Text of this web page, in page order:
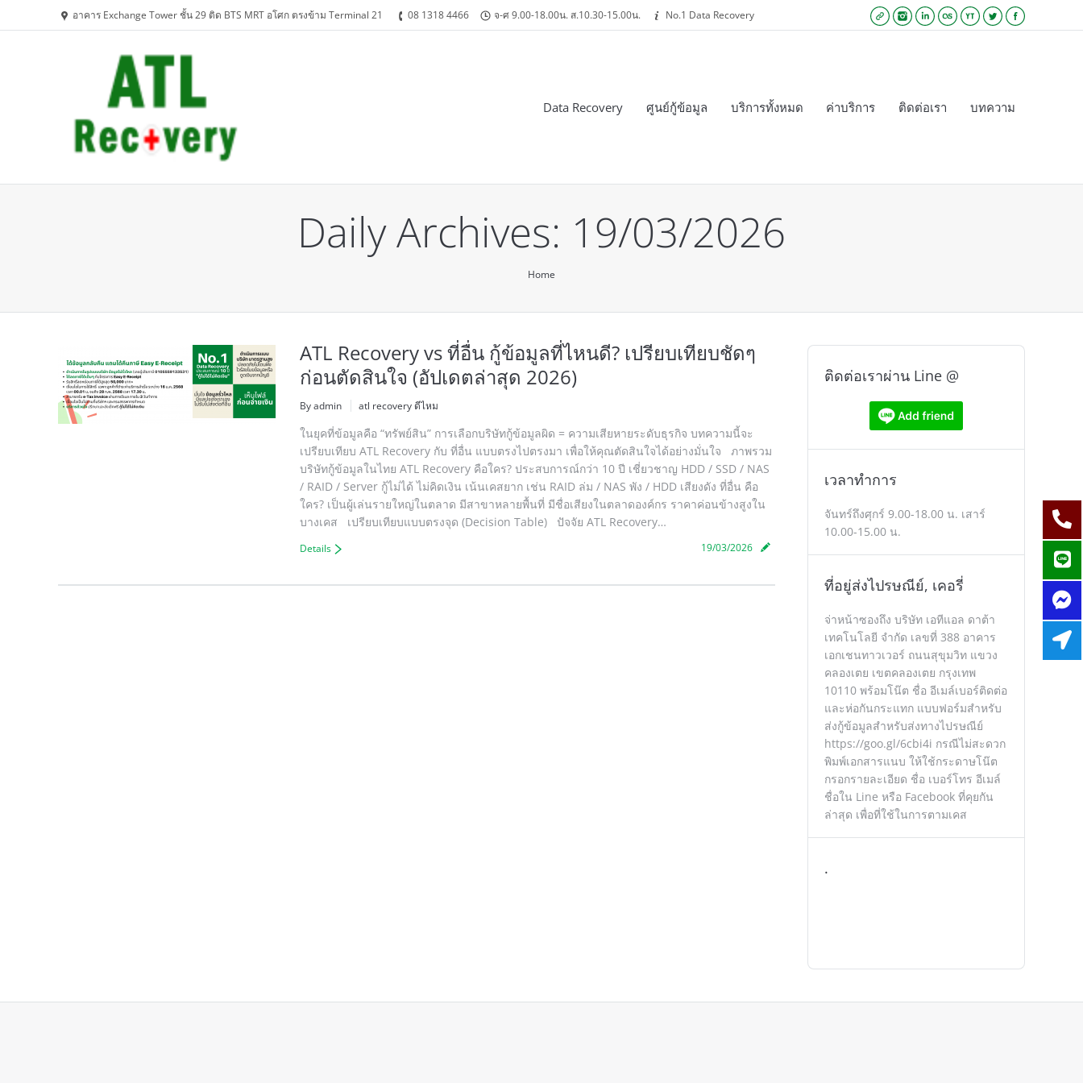
อาคาร Exchange Tower ชั้น 29 ติด BTS MRT อโศก ตรงข้าม Terminal 21 08 1318 4466 จ-ศ 9.00-18.00น. ส.10.30-15.00น. No.1 Data Recovery Twitter
YouTube
Lastfm
Linkedin
Instagram
Website
Data Recovery ศูนย์กู้ข้อมูล บริการทั้งหมด ค่าบริการ ติดต่อเรา บทความ
Daily Archives: 19/03/2026
Home
ATL Recovery vs ที่อื่น กู้ข้อมูลที่ไหนดี? เปรียบเทียบชัดๆ
ก่อนตัดสินใจ (อัปเดตล่าสุด 2026)
By admin atl recovery ดีไหม
ในยุคที่ข้อมูลคือ “ทรัพย์สิน” การเลือกบริษัทกู้ข้อมูลผิด = ความเสียหายระดับธุรกิจ บทความนี้จะ
เปรียบเทียบ ATL Recovery กับ ที่อื่น แบบตรงไปตรงมา เพื่อให้คุณตัดสินใจได้อย่างมั่นใจ ภาพรวม
บริษัทกู้ข้อมูลในไทย ATL Recovery คือใคร? ประสบการณ์กว่า 10 ปี เชี่ยวชาญ HDD / SSD / NAS
/ RAID / Server กู้ไม่ได้ ไม่คิดเงิน เน้นเคสยาก เช่น RAID ล่ม / NAS พัง / HDD เสียงดัง ที่อื่น คือ
ใคร? เป็นผู้เล่นรายใหญ่ในตลาด มีสาขาหลายพื้นที่ มีชื่อเสียงในตลาดองค์กร ราคาค่อนข้างสูงใน
บางเคส เปรียบเทียบแบบตรงจุด (Decision Table) ปัจจัย ATL Recovery…
19/03/2026
Details
ติดต่อเราผ่าน Line @
เวลาทำการ
จันทร์ถึงศุกร์ 9.00-18.00 น. เสาร์
10.00-15.00 น.
ที่อยู่ส่งไปรษณีย์, เคอรี่
จ่าหน้าซองถึง บริษัท เอทีแอล ดาต้า
เทคโนโลยี จำกัด เลขที่ 388 อาคาร
เอกเชนทาวเวอร์ ถนนสุขุมวิท แขวง
คลองเตย เขตคลองเตย กรุงเทพ
10110 พร้อมโน๊ต ชื่อ อีเมล์เบอร์ติดต่อ
และห่อกันกระแทก แบบฟอร์มสำหรับ
ส่งกู้ข้อมูลสำหรับส่งทางไปรษณีย์
https://goo.gl/6cbi4i กรณีไม่สะดวก
พิมพ์เอกสารแนบ ให้ใช้กระดาษโน๊ต
กรอกรายละเอียด ชื่อ เบอร์โทร อีเมล์
ชื่อใน Line หรือ Facebook ที่คุยกัน
ล่าสุด เพื่อที่ใช้ในการตามเคส
.